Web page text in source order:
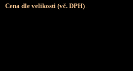
Cena dle velikosti (vč. DPH) .